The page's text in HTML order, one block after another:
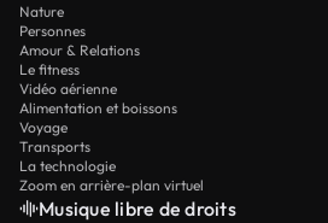
Nature
Personnes
Amour & Relations
Le fitness
Vidéo aérienne
Alimentation et boissons
Voyage
Transports
La technologie
Zoom en arrière-plan virtuel
Musique libre de droits